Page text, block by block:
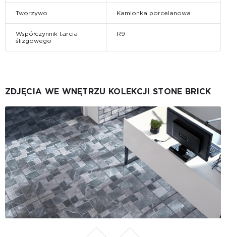
Tworzywo Kamionka porcelanowa
Współczynnik tarcia
ślizgowego
R9
ZDJĘCIA WE WNĘTRZU KOLEKCJI STONE BRICK